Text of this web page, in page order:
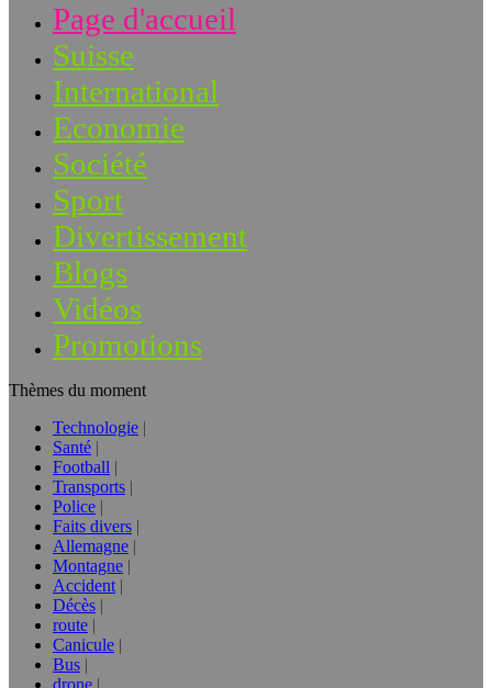
Page d'accueil
Suisse
International
Economie
Société
Sport
Divertissement
Blogs
Vidéos
Promotions
Thèmes du moment
Technologie
Santé
Football
Transports
Police
Faits divers
Allemagne
Montagne
Accident
Décès
route
Canicule
Bus
drone